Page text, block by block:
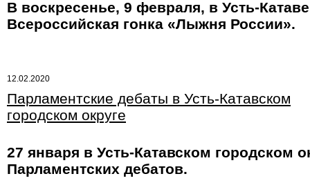
В воскресенье, 9 февраля, в Усть-
Всероссийская гонка «Лыжня России».
12.02.2020
Парламентские дебаты в Усть-Катавском
городском округе
27 января в Усть-Катавском городском
Парламентских дебатов.